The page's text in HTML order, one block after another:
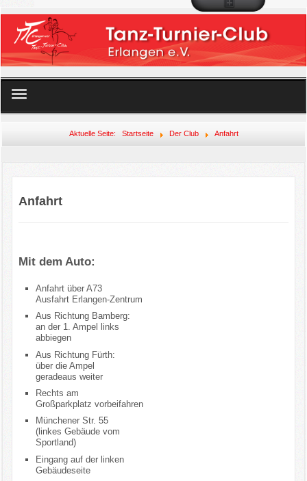
Der Club
Veranstaltungen
Links
Kontakt
Impressum/Datenschutz
Aktuelle Seite: Startseite Der Club Anfahrt
Anfahrt
Mit dem Auto:
Anfahrt über A73
Ausfahrt Erlangen-Zentrum
Aus Richtung Bamberg:
an der 1. Ampel links
abbiegen
Aus Richtung Fürth:
über die Ampel
geradeaus weiter
Rechts am
Großparkplatz vorbeifahren
Münchener Str. 55
(linkes Gebäude vom
Sportland)
Eingang auf der linken
Gebäudeseite